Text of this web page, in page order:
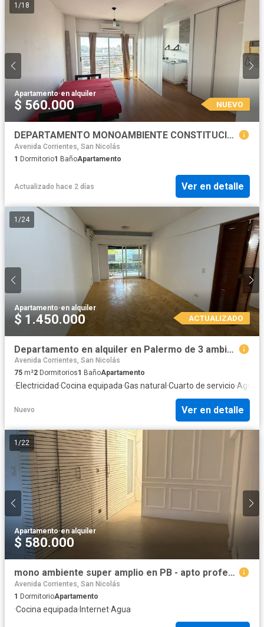
1 /18
Apartamento·en alquiler
$ 560.000 NUEVO
DEPARTAMENTO MONOAMBIENTE CONSTITUCION CON BALCON
Avenida Corrientes, San Nicolás
1 Dormitorio1 BañoApartamento
Actualizado hace 2 días Ver en detalle
1 /24
Apartamento·en alquiler
$ 1.450.000 ACTUALIZADO
Departamento en alquiler en Palermo de 3 ambientes con dependencia
Avenida Corrientes, San Nicolás
75 m²2 Dormitorios1 BañoApartamento
·Electricidad·Cocina equipada·Gas natural ·Cuarto de servicio·Agua
Nuevo Ver en detalle
1 /22
Apartamento·en alquiler
$ 580.000
mono ambiente super amplio en PB - apto profesional - a metros de av. del libertador
Avenida Corrientes, San Nicolás
1 DormitorioApartamento
·Cocina equipada· Internet·Agua